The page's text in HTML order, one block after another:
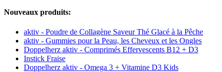
Nouveaux produits:
aktiv - Poudre de Collagène Saveur Thé Glacé à la Pêche
aktiv - Gummies pour la Peau, les Cheveux et les Ongles
Doppelherz aktiv - Comprimés Effervescents B12 + D3
Instick Fraise
Doppelherz aktiv - Omega 3 + Vitamine D3 Kids